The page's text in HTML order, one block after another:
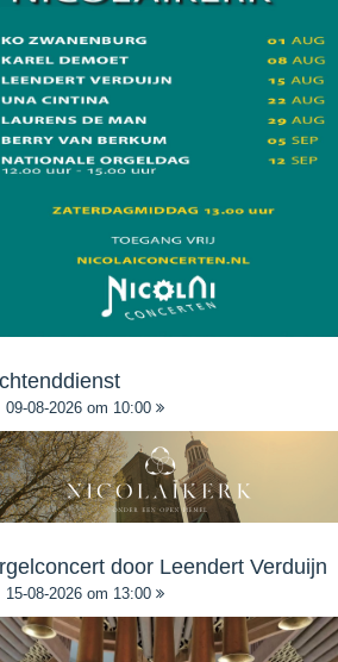
09-08-2026 om 10:00
door Leendert Verduijn
15-08-2026 om 13:00